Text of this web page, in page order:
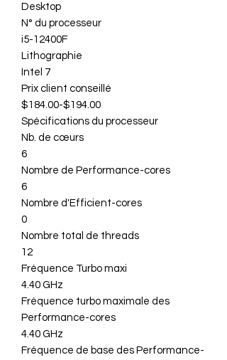
Desktop
N° du processeur
i5-12400F
Lithographie
Intel 7
Prix client conseillé
$184.00-$194.00
Spécifications du processeur
Nb. de cœurs
6
Nombre de Performance-cores
6
Nombre d'Efficient-cores
0
Nombre total de threads
12
Fréquence Turbo maxi
4.40 GHz
Fréquence turbo maximale des
Performance-cores
4.40 GHz
Fréquence de base des Performance-